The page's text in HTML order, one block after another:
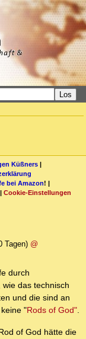
Los
Küßners |
bei Amazon! |
| Cookie-Einstellungen
Tagen) @
durch
das technisch
und die sind an
"Rods of God".
of God hätte die